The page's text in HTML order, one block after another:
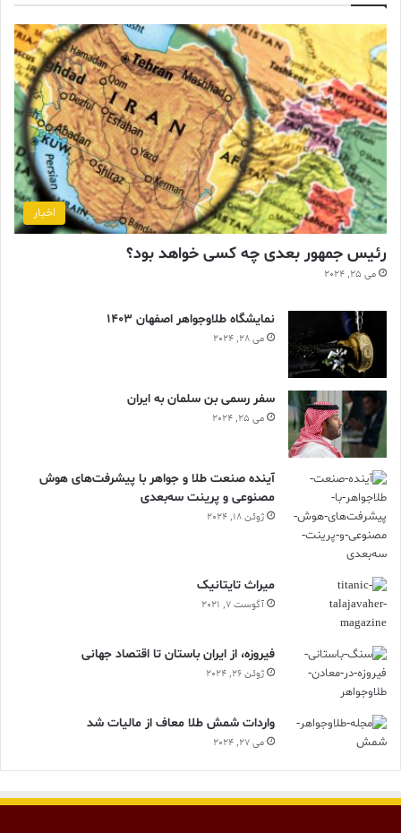
اخبار
رئیس جمهور بعدی چه کسی خواهد بود؟
می 25, 2024
نمایشگاه طلاوجواهر اصفهان 1403
می 28, 2024
سفر رسمی بن سلمان به ایران
می 25, 2024
آینده صنعت طلا و جواهر با پیشرفت‌های هوش
مصنوعی و پرینت سه‌بعدی
ژوئن 18, 2024
ميراث تايتانيک
آگوست 7, 2021
فیروزه، از ایران باستان تا اقتصاد جهانی
ژوئن 26, 2024
واردات شمش طلا معاف از مالیات شد
می 27, 2024